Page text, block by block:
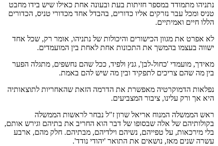
נתניהו מתמודד במספר חזיתות בעת ובעונה אחת כאילו שיש בידו מחבט
טניס ומכל עבר נזרקים אליו כדורים, בהבדל אחד מכדורי טניס, הכדורים
הללו חיים ואמיתיים.
לא אפרט את מגוון הכישורים והיכולות של נתניהו, אומר רק, שכל אחד
ישווה בעצמו בהמשך את התכונות אחת לאחת בין המועמדים.
מאידך, מועמדי 'כחול-לבן', גנץ ולפיד, ככל שהם נחשפים, מתגלה הפער
בין מה שהם צריכים לתפקיד ובין מה שיש להם באמת.
נפלאות הדמוקרטיה מאפשרת את הדרמה הזאת שהאחריות לתוצאותיה
היא אך ורק עלינו, ציבור המצביעים.
ראש הממשלה המנוח אריאל שרון ז"ל נבחר לראשות הממשלה
בקולותיהם של אלה שבסופו של דבר הוא החריב את בתיהם וגירש אותם,
בלי מירכאות, על טפייהם, נשיהם וילדיהם, מבתיהם. חלק מהם, ארבע
עשרה שנים מאז, נושאים את התואר 'יהודי נודד'.